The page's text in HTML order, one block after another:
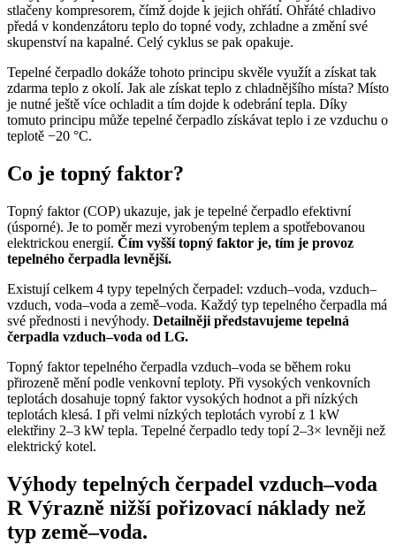
stlačeny kompresorem, čímž dojde k jejich ohřátí. Ohřáté chladivo
předá v kondenzátoru teplo do topné vody, zchladne a změní své
skupenství na kapalné. Celý cyklus se pak opakuje.
Tepelné čerpadlo dokáže tohoto principu skvěle využít a získat tak
zdarma teplo z okolí. Jak ale získat teplo z chladnějšího místa? Místo
je nutné ještě více ochladit a tím dojde k odebrání tepla. Díky
tomuto principu může tepelné čerpadlo získávat teplo i ze vzduchu o
teplotě −20 °C.
Co je topný faktor?
Topný faktor (COP) ukazuje, jak je tepelné čerpadlo efektivní
(úsporné). Je to poměr mezi vyrobeným teplem a spotřebovanou
elektrickou energií. Čím vyšší topný faktor je, tím je provoz
tepelného čerpadla levnější.
Existují celkem 4 typy tepelných čerpadel: vzduch–voda, vzduch–
vzduch, voda–voda a země–voda. Každý typ tepelného čerpadla má
své přednosti i nevýhody. Detailněji představujeme tepelná
čerpadla vzduch–voda od LG.
Topný faktor tepelného čerpadla vzduch–voda se během roku
přirozeně mění podle venkovní teploty. Při vysokých venkovních
teplotách dosahuje topný faktor vysokých hodnot a při nízkých
teplotách klesá. I při velmi nízkých teplotách vyrobí z 1 kW
elektřiny 2–3 kW tepla. Tepelné čerpadlo tedy topí 2–3× levněji než
elektrický kotel.
Výhody tepelných čerpadel vzduch–voda
R Výrazně nižší pořizovací náklady než
typ země–voda.